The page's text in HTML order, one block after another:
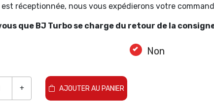
réceptionnée, nous vous expédierons votre
que BJ Turbo se charge du retour de la
Non
+ AJOUTER AU PANIER